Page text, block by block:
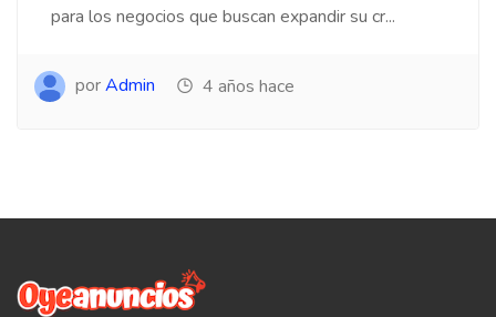
para los negocios que buscan expandir su cr...
porAdmin 4 años hace